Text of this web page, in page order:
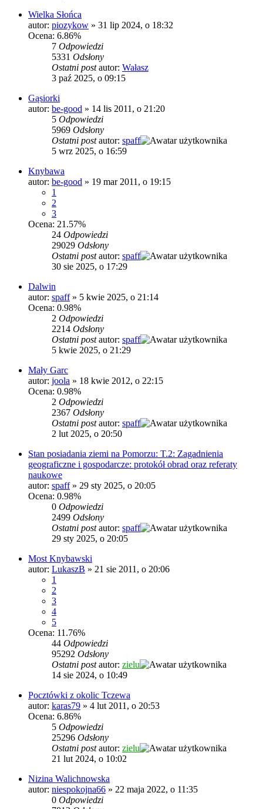
Wielka Słońca
autor: piozykow » 31 lip 2024, o 18:32
Ocena: 6.86%
7 Odpowiedzi
5331 Odsłony
Ostatni postautor: Wałasz
3 paź 2025, o 09:15
Gąsiorki
autor: be-good » 14 lis 2011, o 21:20
5 Odpowiedzi
5969 Odsłony
Ostatni postautor: spaff
5 wrz 2025, o 16:59
Knybawa
autor: be-good » 19 mar 2011, o 19:15
1
2
3
Ocena: 21.57%
24 Odpowiedzi
29029 Odsłony
Ostatni postautor: spaff
30 sie 2025, o 17:29
Dalwin
autor: spaff» 5 kwie 2025, o 21:14
Ocena: 0.98%
2 Odpowiedzi
2214 Odsłony
Ostatni postautor: spaff
5 kwie 2025, o 21:29
Mały Garc
autor: joola » 18 kwie 2012, o 22:15
Ocena: 0.98%
2 Odpowiedzi
2367 Odsłony
Ostatni postautor: spaff
2 lut 2025, o 20:50
Stan posiadania ziemi na Pomorzu: T.2: Zagadnienia
geograficzne i gospodarcze: protokół obrad oraz referaty
naukowe
autor: spaff» 29 sty 2025, o 20:05
Ocena: 0.98%
0 Odpowiedzi
2499 Odsłony
Ostatni postautor: spaff
29 sty 2025, o 20:05
Most Knybawski
autor: LukaszB » 21 sie 2011, o 20:06
1
2
3
4
5
Ocena: 11.76%
44 Odpowiedzi
95292 Odsłony
Ostatni postautor: zielu
14 sie 2024, o 10:49
Pocztówki z okolic Tczewa
autor: karas79 » 4 lut 2011, o 20:53
Ocena: 6.86%
5 Odpowiedzi
25296 Odsłony
Ostatni postautor: zielu
21 lut 2024, o 10:02
Nizina Walichnowska
autor: niespokojna66 » 22 maja 2022, o 11:35
0 Odpowiedzi